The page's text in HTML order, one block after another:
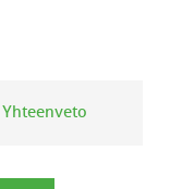
Yhteenveto